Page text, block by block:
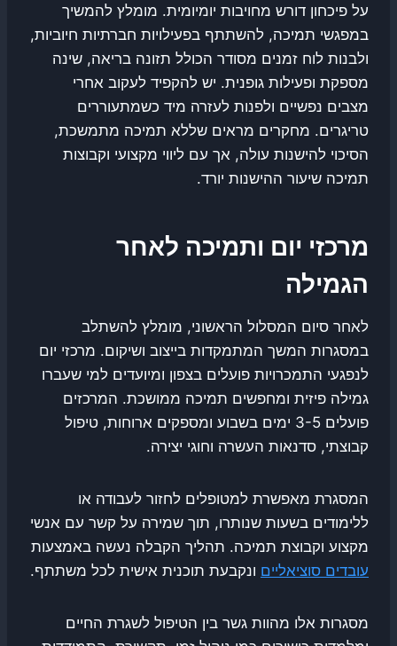
על פיכחון דורש מחויבות יומיומית. מומלץ להמשיך
במפגשי תמיכה, להשתתף בפעילויות חברתיות חיוביות,
ולבנות לוח זמנים מסודר הכולל תזונה בריאה, שינה
מספקת ופעילות גופנית. יש להקפיד לעקוב אחרי
מצבים נפשיים ולפנות לעזרה מיד כשמתעוררים
טריגרים. מחקרים מראים שללא תמיכה מתמשכת,
הסיכוי להישנות עולה, אך עם ליווי מקצועי וקבוצות
תמיכה שיעור ההישנות יורד.
מרכזי יום ותמיכה לאחר
הגמילה
לאחר סיום המסלול הראשוני, מומלץ להשתלב
במסגרות המשך המתמקדות בייצוב ושיקום. מרכזי יום
לנפגעי התמכרויות פועלים בצפון ומיועדים למי שעברו
גמילה פיזית ומחפשים תמיכה ממושכת. המרכזים
פועלים 3-5 ימים בשבוע ומספקים ארוחות, טיפול
קבוצתי, סדנאות העשרה וחוגי יצירה.
המסגרת מאפשרת למטופלים לחזור לעבודה או
ללימודים בשעות שנותרו, תוך שמירה על קשר עם אנשי
מקצוע וקבוצת תמיכה. תהליך הקבלה נעשה באמצעות
עובדים סוציאליים ונקבעת תוכנית אישית לכל משתתף.
מסגרות אלו מהוות גשר בין הטיפול לשגרת החיים